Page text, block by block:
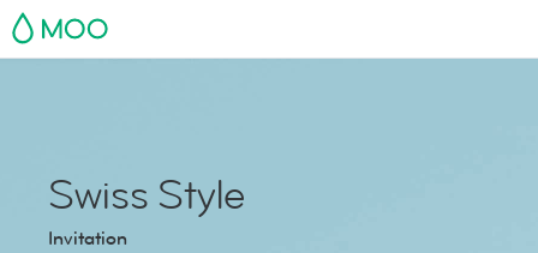
MOO
Swiss Style
Invitation